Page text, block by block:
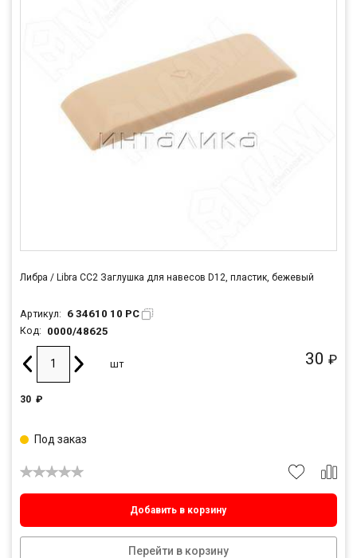
Либра / Libra CC2 Заглушка для навесов D12, пластик, бежевый
Артикул: 6 34610 10 PC
Код: 0000/48625
30 ₽
шт
30 ₽
Добавить в корзину
Перейти в корзину
Под заказ